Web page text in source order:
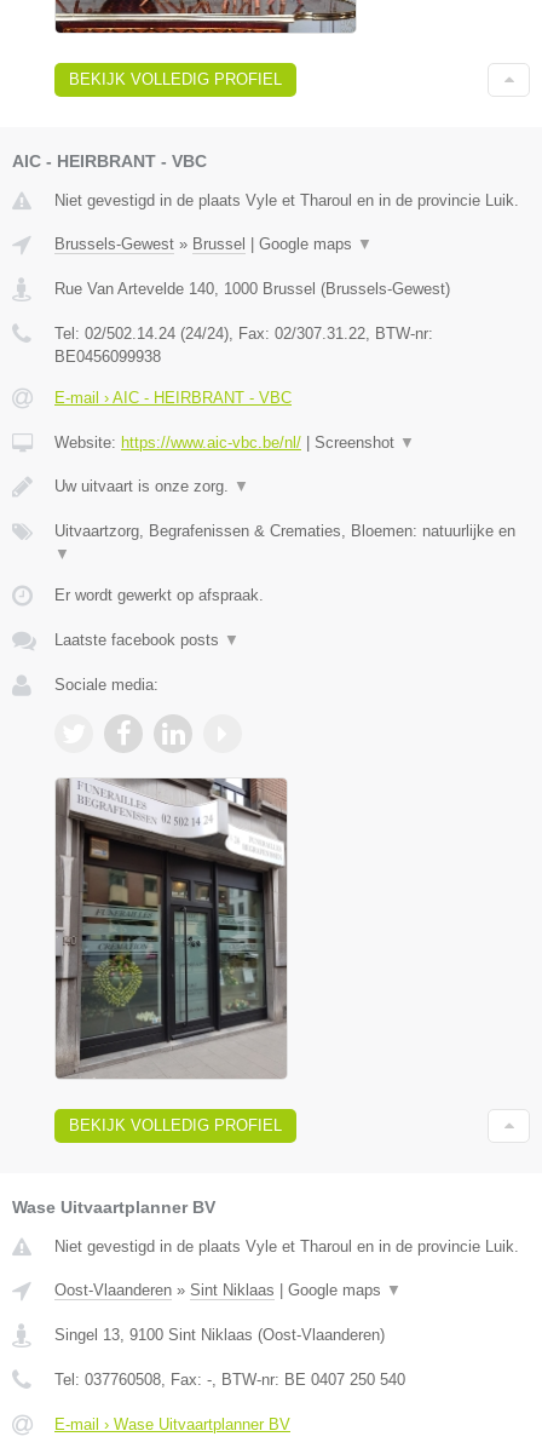
BEKIJK VOLLEDIG PROFIEL
AIC - HEIRBRANT - VBC
Niet gevestigd in de plaats Vyle et Tharoul en in de provincie Luik.
Brussels-Gewest » Brussel Google maps ▼
Rue Van Artevelde 140, 1000 Brussel (Brussels-Gewest)
Tel: 02/502.14.24 (24/24), Fax: 02/307.31.22, BTW-nr:
BE0456099938
E-mail › AIC - HEIRBRANT - VBC
Website: https://www.aic-vbc.be/nl/ Screenshot ▼
Uw uitvaart is onze zorg. ▼
Uitvaartzorg, Begrafenissen & Crematies, Bloemen: natuurlijke en
▼
Er wordt gewerkt op afspraak.
Laatste facebook posts ▼
Sociale media:
BEKIJK VOLLEDIG PROFIEL
Wase Uitvaartplanner BV
Niet gevestigd in de plaats Vyle et Tharoul en in de provincie Luik.
Oost-Vlaanderen » Sint Niklaas Google maps ▼
Singel 13 9100 Sint Niklaas (Oost-Vlaanderen)
Tel: 037760508 , Fax: - , BTW-nr: BE 0407 250 540
E-mail › Wase Uitvaartplanner BV